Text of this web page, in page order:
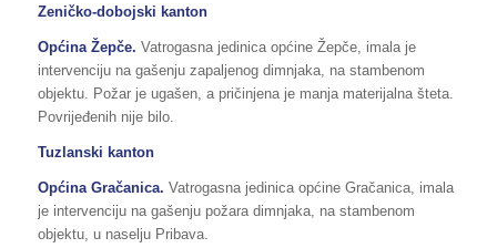
Zeničko-dobojski kanton
Općina Žepče. Vatrogasna jedinica općine Žepče, imala je
intervenciju na gašenju zapaljenog dimnjaka, na stambenom
objektu. Požar je ugašen, a pričinjena je manja materijalna šteta.
Povrijeđenih nije bilo.
Tuzlanski kanton
Općina Gračanica. Vatrogasna jedinica općine Gračanica, imala
je intervenciju na gašenju požara dimnjaka, na stambenom
objektu, u naselju Pribava.